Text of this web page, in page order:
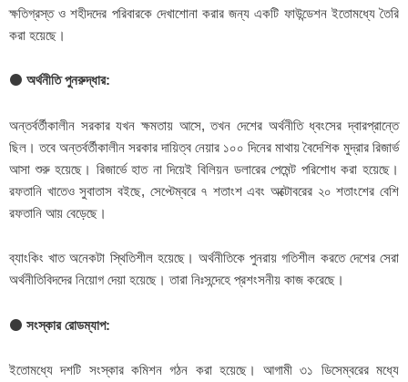
ক্ষতিগ্রস্ত ও শহীদদের পরিবারকে দেখাশোনা করার জন্য একটি ফাউন্ডেশন ইতোমধ্যে তৈরি
করা হয়েছে।
⚫ অর্থনীতি পুনরুদ্ধার:
অন্তর্বর্তীকালীন সরকার যখন ক্ষমতায় আসে, তখন দেশের অর্থনীতি ধ্বংসের দ্বারপ্রান্তে
ছিল। তবে অন্তর্বর্তীকালীন সরকার দায়িত্ব নেয়ার ১০০ দিনের মাথায় বৈদেশিক মুদ্রার রিজার্ভ
আসা শুরু হয়েছে। রিজার্ভে হাত না দিয়েই বিলিয়ন ডলারের পেমেন্ট পরিশোধ করা হয়েছে।
রফতানি খাতেও সুবাতাস বইছে, সেপ্টেম্বরে ৭ শতাংশ এবং অক্টোবরের ২০ শতাংশের বেশি
রফতানি আয় বেড়েছে।
ব্যাংকিং খাত অনেকটা স্থিতিশীল হয়েছে। অর্থনীতিকে পুনরায় গতিশীল করতে দেশের সেরা
অর্থনীতিবিদদের নিয়োগ দেয়া হয়েছে। তারা নিঃসন্দেহে প্রশংসনীয় কাজ করেছে।
⚫ সংস্কার রোডম্যাপ:
ইতোমধ্যে দশটি সংস্কার কমিশন গঠন করা হয়েছে। আগামী ৩১ ডিসেম্বরের মধ্যে